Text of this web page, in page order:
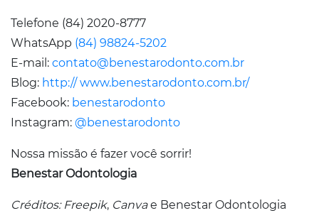
Telefone (84) 2020-8777
WhatsApp (84) 98824-5202
E-mail: contato@benestarodonto.com.br
Blog: http:// www.benestarodonto.com.br/
Facebook: benestarodonto
Instagram: @benestarodonto
Nossa missão é fazer você sorrir!
Benestar Odontologia
Créditos: Freepik, Canvae Benestar Odontologia